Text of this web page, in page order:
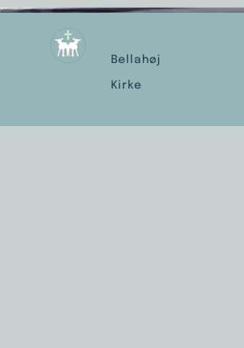
Bellahøj
Kirke